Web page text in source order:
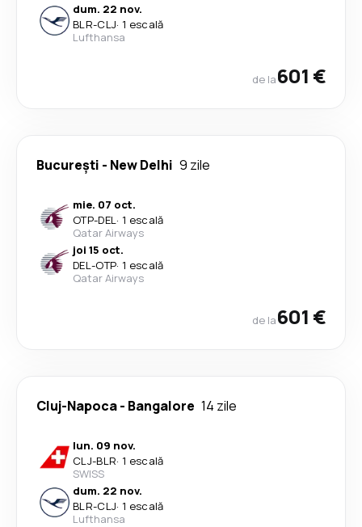
dum. 22 nov.
BLR-CLJ· 1 escală
Lufthansa
de la601 €
București - New Delhi 9 zile
mie. 07 oct.
OTP-DEL· 1 escală
Qatar Airways
joi 15 oct.
DEL-OTP· 1 escală
Qatar Airways
de la601 €
Cluj-Napoca- Bangalore 14 zile
lun. 09 nov.
CLJ-BLR· 1 escală
SWISS
dum. 22 nov.
BLR-CLJ· 1 escală
Lufthansa